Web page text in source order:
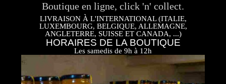
Boutique en ligne, click 'n' collect.
LIVRAISON À L'INTERNATIONAL (ITALIE,
LUXEMBOURG, BELGIQUE, ALLEMAGNE,
ANGLETERRE, SUISSE ET CANADA, ...)
HORAIRES DE LA BOUTIQUE
Les samedis de 9h à 12h